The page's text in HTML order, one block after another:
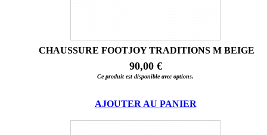
CHAUSSURE FOOTJOY TRADITIONS M BEIGE
90,00 €
Ce produit est disponible avec options.
AJOUTER AU PANIER